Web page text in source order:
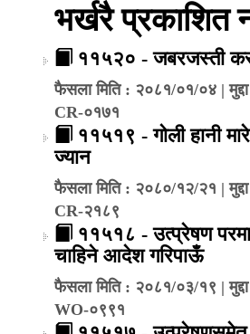
भर्खरै प्रकाशित
११५२० - जबरजस्ती
फैसला मिति : २०८१/०१/०४ |
CR-०१७१
११५१९ - गोली हानी
ज्यान
फैसला मिति : २०८०/१२/२१ |
CR-२१८९
११५१८ - उत्प्रेषण
चाहिने आदेश गरिपाऊँ
फैसला मिति : २०८१/०३/१९ |
WO-०९९१